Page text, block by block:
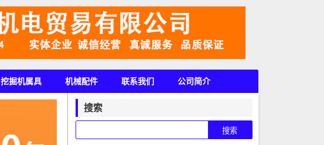
挖掘机属具 机械配件 联系我们 公司简介
搜索